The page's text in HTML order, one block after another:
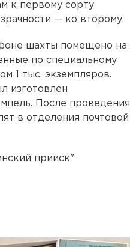
к первому сорту
— ко второму.
шахты помещено на
по специальному
1 тыс. экземпляров.
изготовлен
После проведения
в отделения почтовой
прииск"